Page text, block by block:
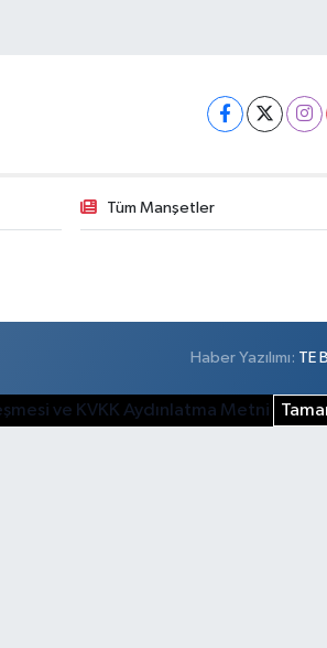
Tüm Manşetler
Haber Yazılımı: TE
ve KVKK Aydınlatma Metni